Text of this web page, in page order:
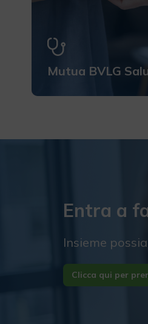
Mutua BVLG
Entra a
Insieme
Clicca qui per